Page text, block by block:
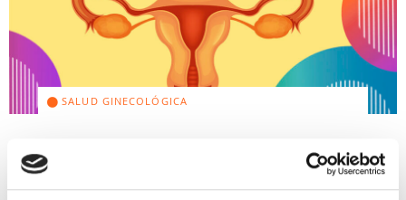
SALUD GINECOLÓGICA
Trompas de Falopio
obstruidas: causas,